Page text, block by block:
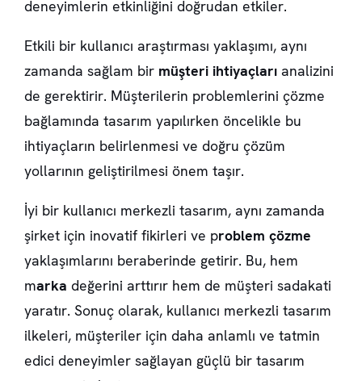
deneyimlerin etkinliğini doğrudan etkiler.
Etkili bir kullanıcı araştırması yaklaşımı, aynı
zamanda sağlam bir müşteri ihtiyaçları analizini
de gerektirir. Müşterilerin problemlerini çözme
bağlamında tasarım yapılırken öncelikle bu
ihtiyaçların belirlenmesi ve doğru çözüm
yollarının geliştirilmesi önem taşır.
İyi bir kullanıcı merkezli tasarım, aynı zamanda
şirket için inovatif fikirleri ve problem çözme
yaklaşımlarını beraberinde getirir. Bu, hem
marka değerini arttırır hem de müşteri sadakati
yaratır. Sonuç olarak, kullanıcı merkezli tasarım
ilkeleri, müşteriler için daha anlamlı ve tatmin
edici deneyimler sağlayan güçlü bir tasarım